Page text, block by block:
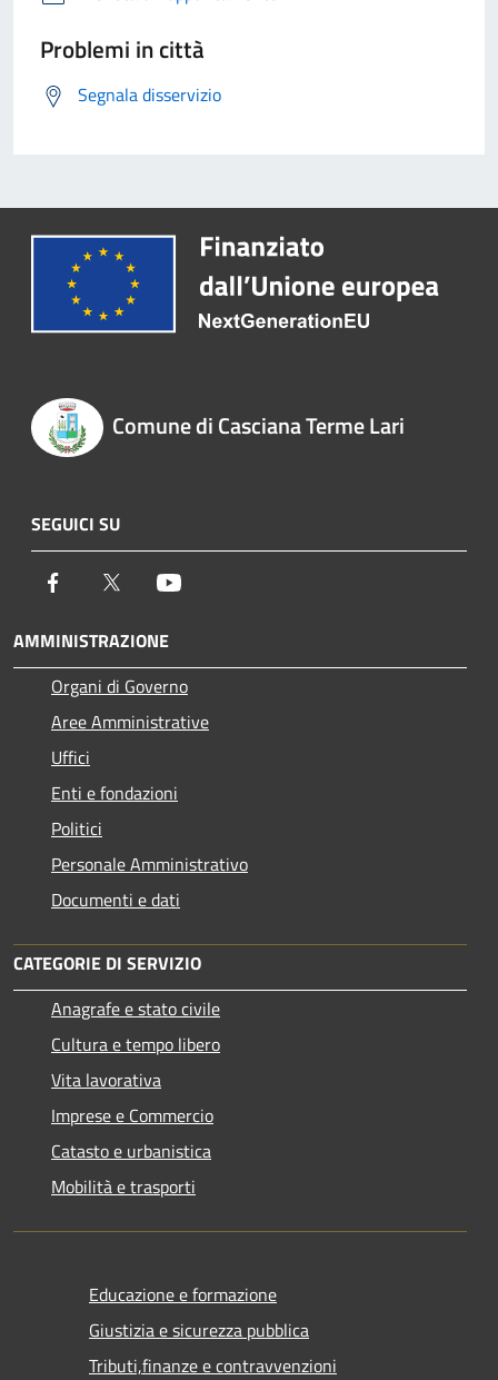
Problemi in città
Segnala disservizio
Comune di Casciana Terme Lari
SEGUICI SU
Facebook Twitter
AMMINISTRAZIONE
Organi di Governo
Aree Amministrative
Uffici
Enti e fondazioni
Politici
Personale Amministrativo
Documenti e dati
CATEGORIE DI SERVIZIO
Anagrafe e stato civile
Cultura e tempo libero
Vita lavorativa
Imprese e Commercio
Catasto e urbanistica
Mobilità e trasporti
Educazione e formazione
Giustizia e sicurezza pubblica
Tributi,finanze e contravvenzioni